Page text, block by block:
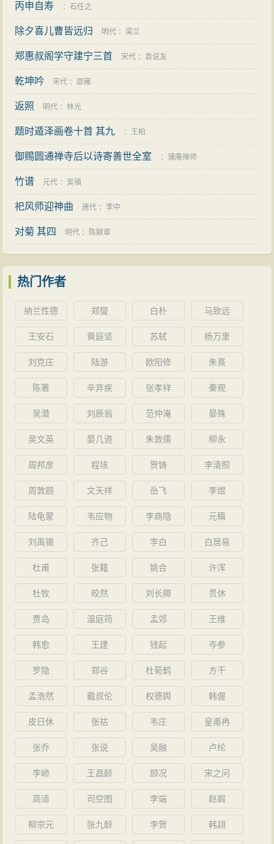
丙申自寿 ：石任之
除夕喜儿曹皆远归 明代 ： 梁兰
郑惠叔阁学守建宁三首 宋代 ： 袁说友
乾坤吟 宋代 ：邵雍
返照 明代 ：林光
题时遁泽画卷十首 其九 ：王柏
御赐圆通禅寺后以诗寄善世全室 ： 蒲庵禅师
竹谱 元代 ：吴镇
祀风师迎神曲 唐代 ：李中
对菊 其四 明代 ： 陈献章
热门作者
纳兰性德 郑燮 白朴 马致远
王安石 黄庭坚 苏轼 杨万里
刘克庄 陆游 欧阳修 朱熹
陈著 辛弃疾 张孝祥 秦观
吴潜 刘辰翁 范仲淹 晏殊
吴文英 晏几道 朱敦儒 柳永
周邦彦 程垓 贺铸 李清照
周敦颐 文天祥 岳飞 李煜
陆龟蒙 韦应物 李商隐 元稹
刘禹锡 齐己 李白 白居易
杜甫 张籍 姚合 许浑
杜牧 皎然 刘长卿 贯休
贾岛 温庭筠 孟郊 王维
韩愈 王建 钱起 岑参
罗隐 郑谷 杜荀鹤 方干
孟浩然 戴叔伦 权德舆 韩偓
皮日休 张祜 韦庄 皇甫冉
张乔 张说 吴融 卢纶
李峤 王昌龄 顾况 宋之问
高适 司空图 李端 赵嘏
柳宗元 张九龄 李贺 韩翃